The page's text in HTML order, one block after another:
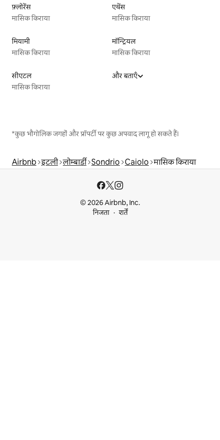
फ़्लोरेंस
मासिक किराया
एथेंस
मासिक किराया
मियामी
मासिक किराया
मॉन्ट्रियल
मासिक किराया
सीएटल
मासिक किराया
और बताएँ
*कुछ भौगोलिक जगहों और प्रॉपर्टी पर कुछ अपवाद लागू हो सकते हैं।
Airbnb इटली लोम्बार्डी Sondrio Caiolo मासिक किराया
© 2026 Airbnb, Inc.
निजता
शर्तें